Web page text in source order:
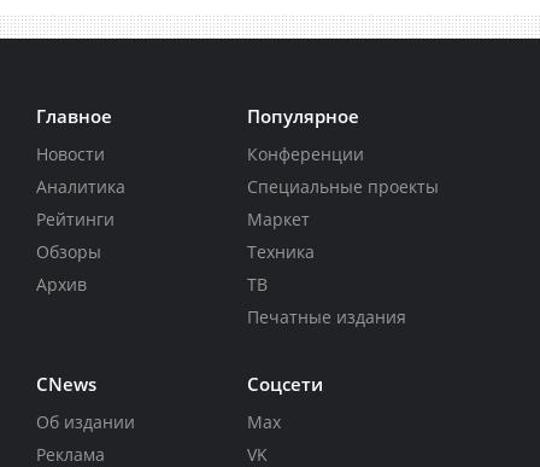
Главное
Новости
Аналитика
Рейтинги
Обзоры
Архив
Популярное
Конференции
Специальные проекты
Маркет
Техника
ТВ
Печатные издания
CNews
Об издании
Реклама
Соцсети
Max
VK